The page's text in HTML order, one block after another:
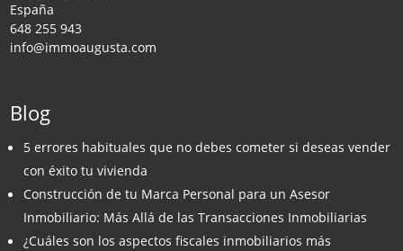
España
648 255 943
info@immoaugusta.com
Blog
5 errores habituales que no debes cometer si deseas vender
con éxito tu vivienda
Construcción de tu Marca Personal para un Asesor
Inmobiliario: Más Allá de las Transacciones Inmobiliarias
¿Cuáles son los aspectos fiscales inmobiliarios más